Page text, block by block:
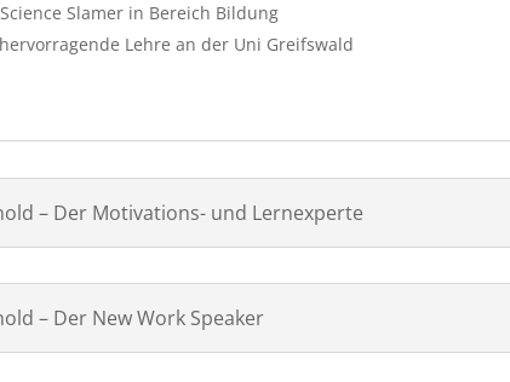
Slamer in Bereich Bildung
Lehre an der Uni Greifswald
– Der Motivations- und Lernexperte
– Der New Work Speaker